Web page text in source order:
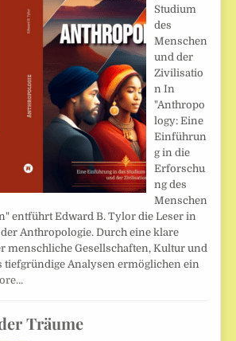
Studium
des
Menschen
und der
Zivilisatio
n In
"Anthropo
logy: Eine
Einführun
g in die
Erforschu
ng des
Menschen
entführt Edward B. Tylor die Leser in
Anthropologie. Durch eine klare
menschliche Gesellschaften, Kultur und
Analysen ermöglichen ein
Träume